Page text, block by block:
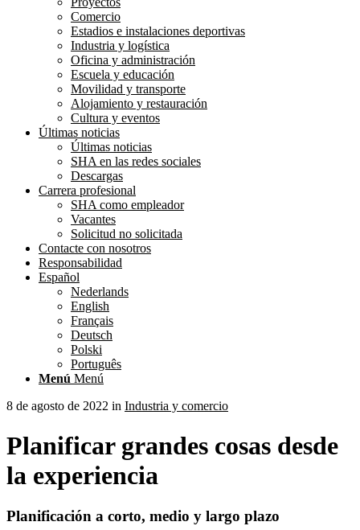
Comercio
Estadios e instalaciones deportivas
Industria y logística
Oficina y administración
Escuela y educación
Movilidad y transporte
Alojamiento y restauración
Cultura y eventos
Últimas noticias
Últimas noticias
SHA en las redes sociales
Descargas
Carrera profesional
SHA como empleador
Vacantes
Solicitud no solicitada
Contacte con nosotros
Responsabilidad
Español
Nederlands
English
Français
Deutsch
Polski
Português
Menú Menú
8 de agosto de 2022 in Industria y comercio
Planificar grandes cosas desde
la experiencia
Planificación a corto, medio y largo plazo